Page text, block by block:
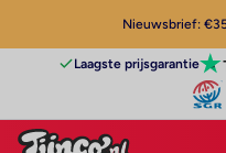
Nieuwsbrief:
Laagste prijsgarantie